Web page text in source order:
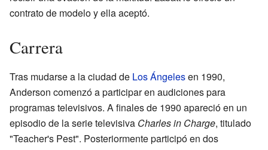
contrato de modelo y ella aceptó.
Carrera
Tras mudarse a la ciudad de Los Ángelesen 1990,
Anderson comenzó a participar en audiciones para
programas televisivos. A finales de 1990 apareció en un
episodio de la serie televisiva Charles in Charge, titulado
"Teacher's Pest". Posteriormente participó en dos